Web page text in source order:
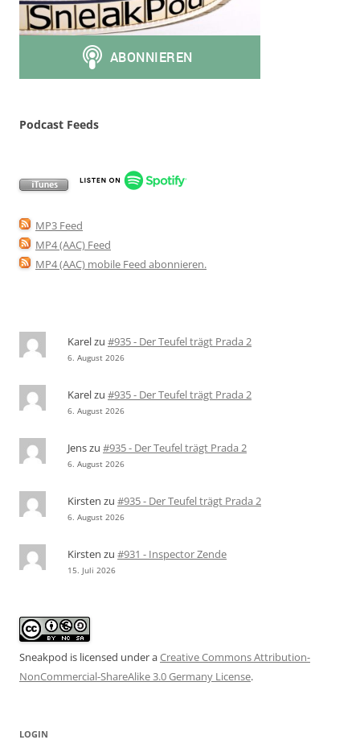
Podcast Feeds
MP3 Feed
MP4 (AAC) Feed
MP4 (AAC) mobile Feed abonnieren.
Karelzu #935 - Der Teufel trägt Prada 2
6. August 2026
Karelzu #935 - Der Teufel trägt Prada 2
6. August 2026
Jenszu #935 - Der Teufel trägt Prada 2
6. August 2026
Kirsten zu #935 - Der Teufel trägt Prada 2
6. August 2026
Kirsten zu #931 - Inspector Zende
15. Juli 2026
Sneakpod is licensed under aCreative Commons Attribution-
NonCommercial-ShareAlike 3.0 Germany License.
LOGIN